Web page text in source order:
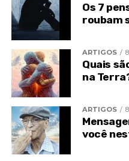
TÓPICOS RELACIONADOS
ESPIRITISMO
SAIU DO
Os 7
roubam
ARTIGOS
Quais
na
ARTIGOS
você